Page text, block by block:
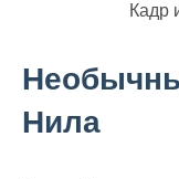
Кадр
Нила